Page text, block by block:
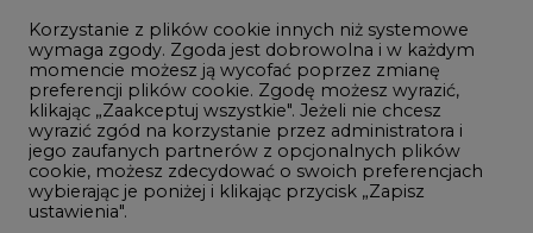
Innowacje i AI
Telekomunikacja i IT
Handel emisjami CO2
Wodór
Górnictwo
Korzystanie z plików cookie innych niż systemowe
wymaga zgody. Zgoda jest dobrowolna i w każdym
momencie możesz ją wycofać poprzez zmianę
preferencji plików cookie. Zgodę możesz wyrazić,
klikając „Zaakceptuj wszystkie". Jeżeli nie chcesz
wyrazić zgód na korzystanie przez administratora i
jego zaufanych partnerów z opcjonalnych plików
cookie, możesz zdecydować o swoich preferencjach
wybierając je poniżej i klikając przycisk „Zapisz
ustawienia".